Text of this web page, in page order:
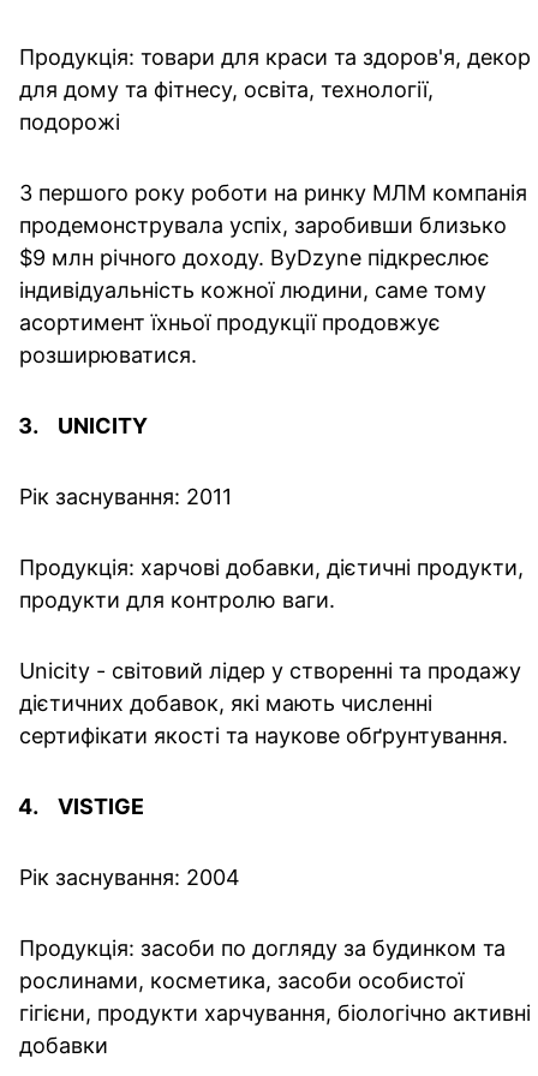
Продукція: товари для краси та здоров'я, декор
для дому та фітнесу, освіта, технології,
подорожі
З першого року роботи на ринку МЛМ компанія
продемонструвала успіх, заробивши близько
$9 млн річного доходу. ByDzyne підкреслює
індивідуальність кожної людини, саме тому
асортимент їхньої продукції продовжує
розширюватися.
UNICITY
Рік заснування: 2011
Продукція: харчові добавки, дієтичні продукти,
продукти для контролю ваги.
Unicity - світовий лідер у створенні та продажу
дієтичних добавок, які мають численні
сертифікати якості та наукове обґрунтування.
VISTIGE
Рік заснування: 2004
Продукція: засоби по догляду за будинком та
рослинами, косметика, засоби особистої
гігієни, продукти харчування, біологічно активні
добавки